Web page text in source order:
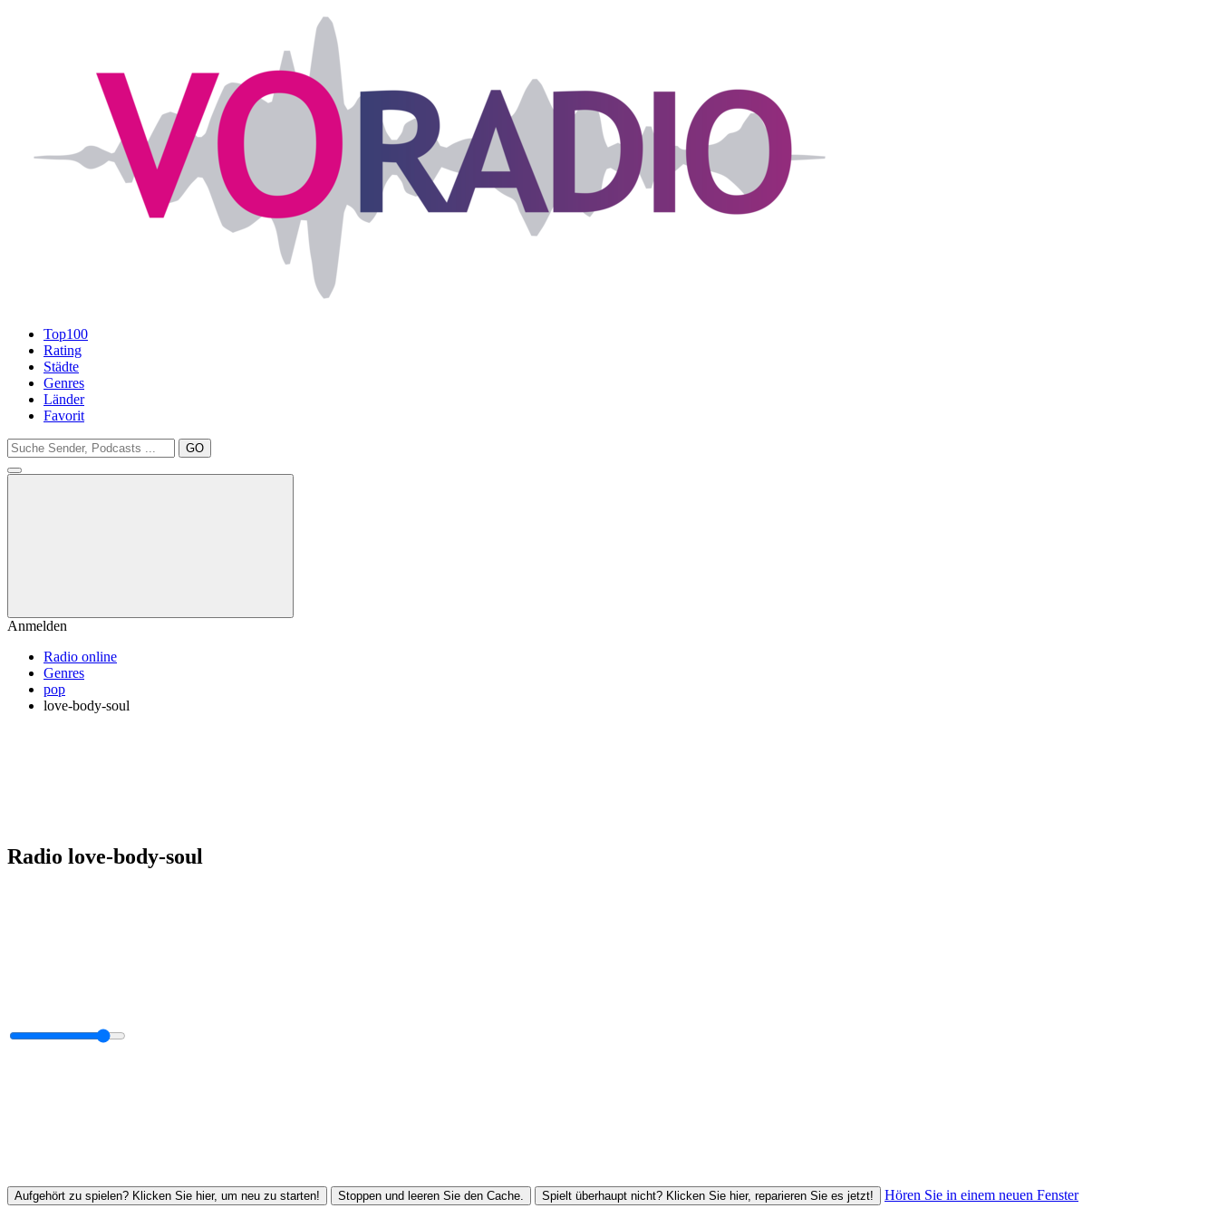
Top100
Rating
Städte
Genres
Länder
Favorit
GO
Anmelden
Radio online
Genres
pop
love-body-soul
Radio love-body-soul
Aufgehört zu spielen? Klicken Sie hier, um neu zu starten! Stoppen und leeren Sie den Cache. Spielt überhaupt nicht? Klicken Sie hier, reparieren Sie es jetzt! Hören Sie in einem neuen Fenster